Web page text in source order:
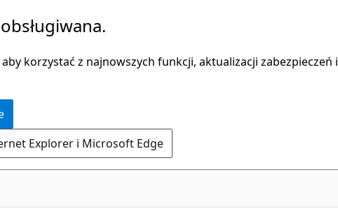
korzystać z najnowszych funkcji, aktualizacji zabezpieczeń i
Explorer i Microsoft Edge